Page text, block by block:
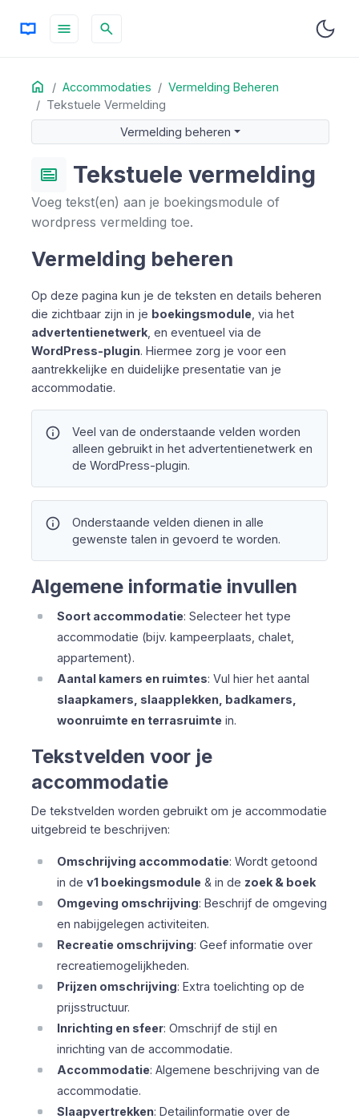
menu search
Home Accommodaties
Vermelding Beheren
Tekstuele Vermelding
OP DEZE PAGINA
Vermelding beheren
Algemene informatie invullen
Metadata velden
Extra instellingen
Vermelding beheren
text_ad Tekstuele vermelding
Voeg tekst(en) aan je boekingsmodule of
wordpress vermelding toe.
Vermelding beheren
Op deze pagina kun je de teksten en details beheren
die zichtbaar zijn in je boekingsmodule , via het
advertentienetwerk , en eventueel via de
WordPress-plugin. Hiermee zorg je voor een
aantrekkelijke en duidelijke presentatie van je
accommodatie.
info
Veel van de onderstaande velden worden
alleen gebruikt in het advertentienetwerk en
de WordPress-plugin.
info
Onderstaande velden dienen in alle
gewenste talen in gevoerd te worden.
Algemene informatie invullen
Soort accommodatie: Selecteer het type
accommodatie (bijv. kampeerplaats, chalet,
appartement).
Aantal kamers en ruimtes: Vul hier het aantal
slaapkamers, slaapplekken, badkamers,
woonruimte en terrasruimte in.
Tekstvelden voor je
accommodatie
De tekstvelden worden gebruikt om je accommodatie
uitgebreid te beschrijven:
Omschrijving accommodatie: Wordt getoond
in dev1 boekingsmodule & in de zoek & boek
Omgeving omschrijving: Beschrijf de omgeving
en nabijgelegen activiteiten.
Recreatie omschrijving: Geef informatie over
recreatiemogelijkheden.
Prijzen omschrijving: Extra toelichting op de
prijsstructuur.
Inrichting en sfeer: Omschrijf de stijl en
inrichting van de accommodatie.
Accommodatie: Algemene beschrijving van de
accommodatie.
Slaapvertrekken: Detailinformatie over de